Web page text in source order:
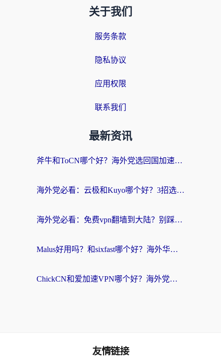
关于我们
服务条款
隐私协议
应用权限
联系我们
最新资讯
斧牛和ToCN哪个好？海外党选回国加速器的避坑指南（附免费工具推荐）
海外党必看：云极和Kuyo哪个好？3招选对回国加速器，无缝刷国内资源
海外党必看：免费vpn翻墙到大陆？别踩坑！教你选对回国加速器无缝追剧玩游戏
Malus好用吗？和sixfast哪个好？海外华人亲测3款热门回国加速器，附排名指南
ChickCN和爱加速VPN哪个好？海外党亲测3款回国加速器，这一款才是无缝访问国内资源的最优解
友情链接